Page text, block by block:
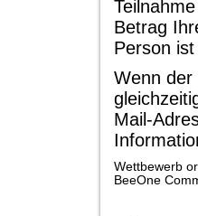
Betrag
Person
Wenn der
Mail-
Wettbewerb
BeeOne